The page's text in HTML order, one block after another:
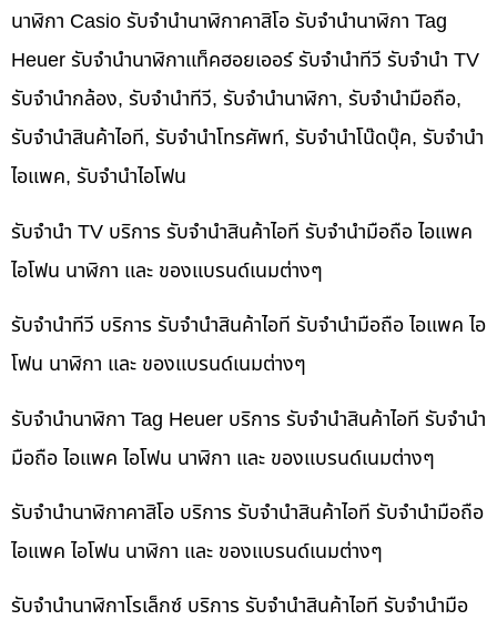
นาฬิกา Casio รับจำนำนาฬิกาคาสิโอ รับจำนำนาฬิกา Tag
Heuer รับจำนำนาฬิกาแท็คฮอยเออร์ รับจำนำทีวี รับจำนำ TV
รับจำนำกล้อง, รับจำนำทีวี, รับจำนำนาฬิกา, รับจำนำมือถือ,
รับจำนำสินค้าไอที, รับจำนำโทรศัพท์, รับจำนำโน๊ดบุ๊ค, รับจำนำ
ไอแพค, รับจำนำไอโฟน
รับจำนำ TV บริการ รับจำนำสินค้าไอที รับจำนำมือถือ ไอแพค
ไอโฟน นาฬิกา และ ของแบรนด์เนมต่างๆ
รับจำนำทีวี บริการ รับจำนำสินค้าไอที รับจำนำมือถือ ไอแพค ไอ
โฟน นาฬิกา และ ของแบรนด์เนมต่างๆ
รับจำนำนาฬิกา Tag Heuer บริการ รับจำนำสินค้าไอที รับจำนำ
มือถือ ไอแพค ไอโฟน นาฬิกา และ ของแบรนด์เนมต่างๆ
รับจำนำนาฬิกาคาสิโอ บริการ รับจำนำสินค้าไอที รับจำนำมือถือ
ไอแพค ไอโฟน นาฬิกา และ ของแบรนด์เนมต่างๆ
รับจำนำนาฬิกาโรเล็กซ์ บริการ รับจำนำสินค้าไอที รับจำนำมือ